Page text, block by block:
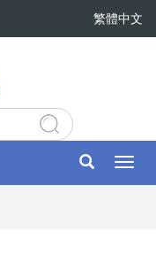
繁體中文